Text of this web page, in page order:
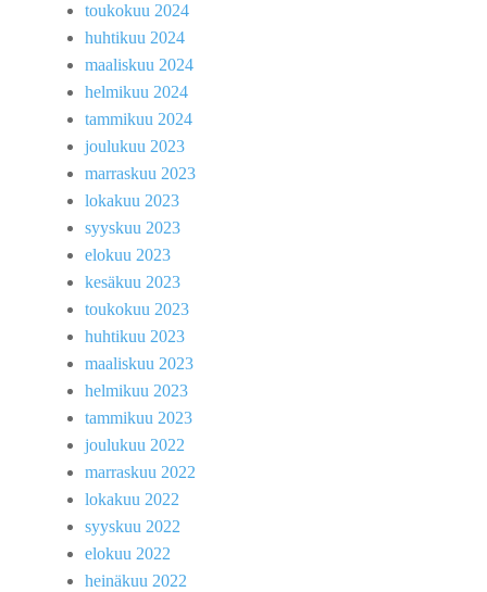
toukokuu 2024
huhtikuu 2024
maaliskuu 2024
helmikuu 2024
tammikuu 2024
joulukuu 2023
marraskuu 2023
lokakuu 2023
syyskuu 2023
elokuu 2023
kesäkuu 2023
toukokuu 2023
huhtikuu 2023
maaliskuu 2023
helmikuu 2023
tammikuu 2023
joulukuu 2022
marraskuu 2022
lokakuu 2022
syyskuu 2022
elokuu 2022
heinäkuu 2022